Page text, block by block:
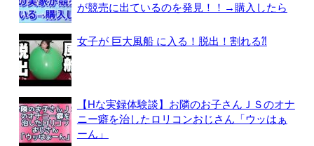
が競売に出ているのを発見！！→購入したら
女子が 巨大風船 に入る！脱出！割れる⁈
【Hな実録体験談】お隣のお子さんＪＳのオナ
ニー癖を治したロリコンおじさん「ウッはぁ
ーん」